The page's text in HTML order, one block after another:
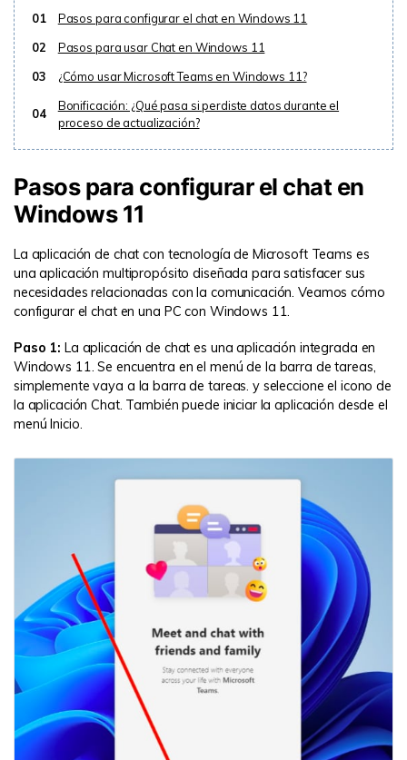
01
Pasos para configurar el chat en Windows 11
02
Pasos para usar Chat en Windows 11
03
¿Cómo usar Microsoft Teams en Windows 11?
04
Bonificación: ¿Qué pasa si perdiste datos durante el
proceso de actualización?
Pasos para configurar el chat en
Windows 11
La aplicación de chat con tecnología de Microsoft Teams es
una aplicación multipropósito diseñada para satisfacer sus
necesidades relacionadas con la comunicación. Veamos cómo
configurar el chat en una PC con Windows 11.
Paso 1: La aplicación de chat es una aplicación integrada en
Windows 11. Se encuentra en el menú de la barra de tareas,
simplemente vaya a la barra de tareas. y seleccione el icono de
la aplicación Chat. También puede iniciar la aplicación desde el
menú Inicio.